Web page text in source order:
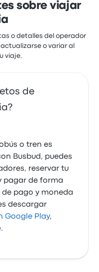
sobre viajar
o detalles del operador
o variar al
viaje.
de
o tren es
Busbud, puedes
reservar tu
pagar de forma
pago y moneda
descargar
Google Play,
.